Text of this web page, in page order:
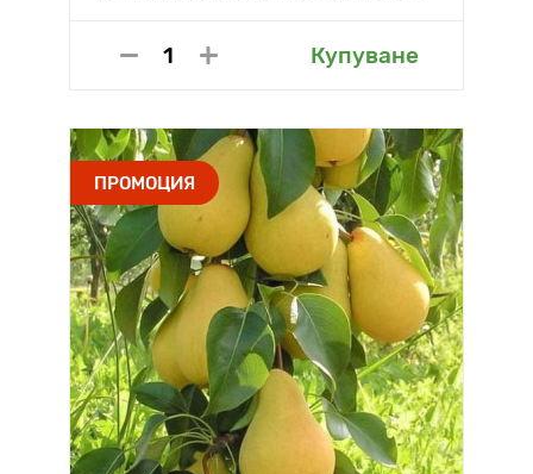
Купуване
ПРОМОЦИЯ